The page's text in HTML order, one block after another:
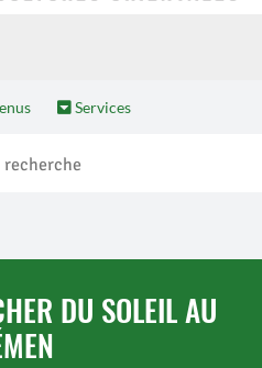
Services
DU SOLEIL AU